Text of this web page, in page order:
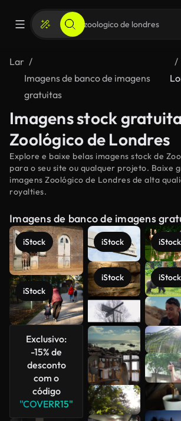
Lar
Imagens de banco de imagens
gratuitas
Imagens stock
Zoológico de Londres
Explore e baixe belas imagens stock de
para o seu site ou qualquer projeto. Baixe
imagens Zoológico de Londres de alta
royalties.
Imagens de banco de imagens
iStock
iStock
Exclusivo:
-15% de
desconto
com o
código
"COVERR15"
iStock
iStock
iStock
iStock